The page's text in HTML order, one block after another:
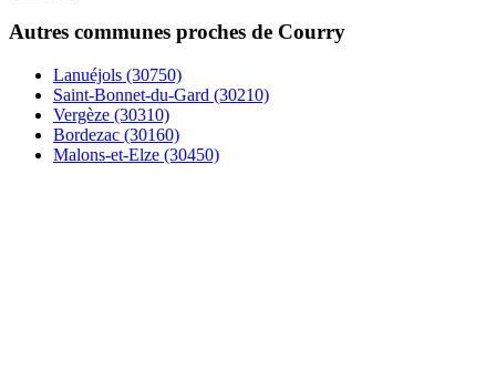
Autres communes proches de Courry
Lanuéjols (30750)
Saint-Bonnet-du-Gard (30210)
Vergèze (30310)
Bordezac (30160)
Malons-et-Elze (30450)